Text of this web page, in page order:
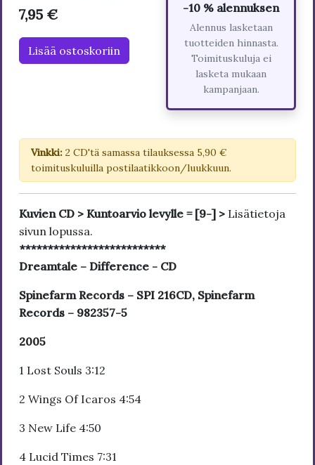
7,95 €
Lisää ostoskoriin
-10 % alennuksen
Alennus lasketaan
tuotteiden hinnasta.
Toimituskuluja ei
lasketa mukaan
kampanjaan.
Vinkki: 2 CD'tä samassa tilauksessa 5,90 €
toimituskuluilla postilaatikkoon/luukkuun.
Kuvien CD > Kuntoarvio levylle = [9-] > Lisätietoja
sivun lopussa.
**************************
Dreamtale – Difference - CD
Spinefarm Records – SPI 216CD, Spinefarm
Records – 982357-5
2005
1 Lost Souls 3:12
2 Wings Of Icaros 4:54
3 New Life 4:50
4 Lucid Times 7:31